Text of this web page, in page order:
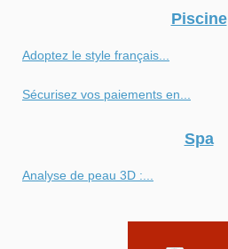
Piscine
Adoptez le style français...
Sécurisez vos paiements en...
Spa
Analyse de peau 3D :...